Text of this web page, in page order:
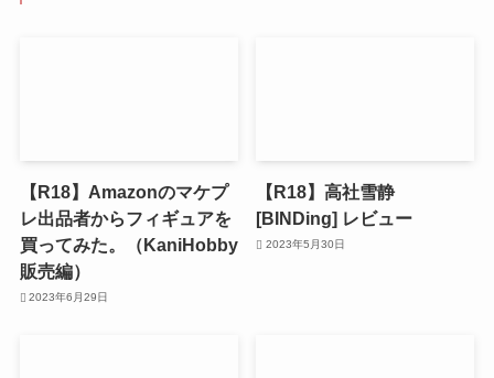
【R18】Amazonのマケプ
レ出品者からフィギュアを
買ってみた。（KaniHobby
販売編）
2023年6月29日
【R18】高社雪静
[BINDing] レビュー
2023年5月30日